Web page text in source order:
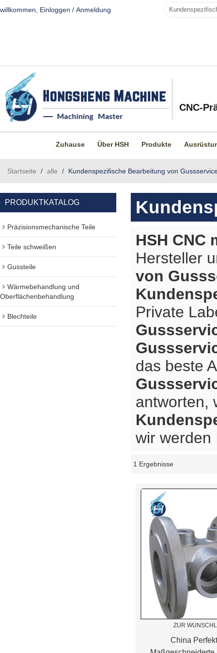
willkommen, Einloggen / Anmeldung
CNC-
Zuhause Über HSH Produkte
Startseite / alle / Kundenspezifische Bearbeitung von
PRODUKTKATALOG
Präzisionsmechanische Teile
Teile schweißen
Gussteile
Wärmebehandlung und
Oberflächenbehandlung
Blechteile
HSH CNC
Hersteller
von
Private
das beste
antworten,
wir werden
1 Ergebnisse
ZUR
China